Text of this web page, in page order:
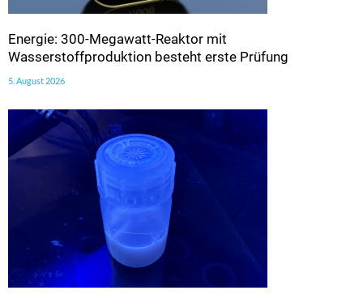
Energie: 300-Megawatt-Reaktor mit
Wasserstoffproduktion besteht erste Prüfung
5. August 2026